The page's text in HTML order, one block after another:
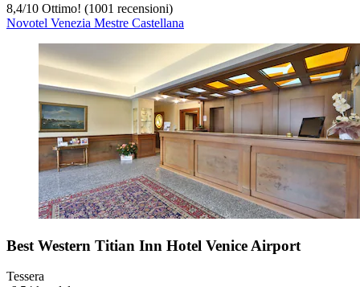
8,4/10 Ottimo! (1001 recensioni)
Novotel Venezia Mestre Castellana
Best Western Titian Inn Hotel Venice Airport
Tessera